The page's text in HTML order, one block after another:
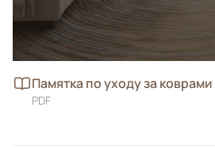
Памятка по уходу за коврами
PDF